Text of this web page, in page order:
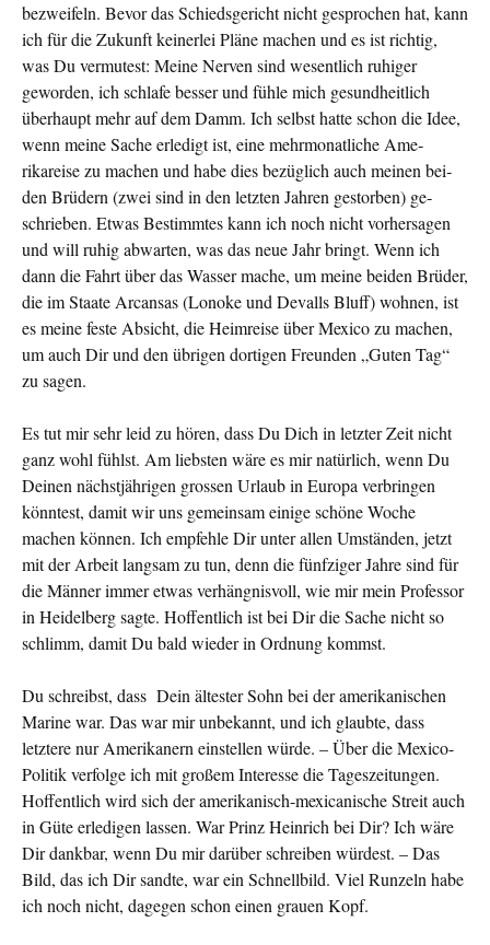
bezweifeln. Bevor das Schiedsgericht nicht gesprochen hat, kann
ich für die Zukunft keinerlei Pläne machen und es ist richtig,
was Du vermutest: Meine Nerven sind we­sentlich ruhi­ger
geworden, ich schlafe besser und fühle mich gesundheit­lich
überhaupt mehr auf dem Damm. Ich selbst hatte schon die Idee,
wenn meine Sache erledigt ist, eine mehrmonatliche Ame­
rikareise zu machen und habe dies bezüglich auch meinen bei­
den Brüdern (zwei sind in den letzten Jahren gestorben) ge­
schrieben. Etwas Bestimmtes kann ich noch nicht vor­hersagen
und will ruhig abwarten, was das neue Jahr bringt. Wenn ich
dann die Fahrt über das Wasser mache, um meine beiden Brüder,
die im Staate Arcansas (Lonoke und Devalls Bluff) wohnen, ist
es meine feste Absicht, die Heimreise über Mexico zu machen,
um auch Dir und den übrigen dortigen Freunden „Guten Tag“
zu sagen.
Es tut mir sehr leid zu hören, dass Du Dich in letzter Zeit nicht
ganz wohl fühlst. Am liebsten wäre es mir natürlich, wenn Du
Deinen nächstjäh­rigen grossen Urlaub in Europa ver­bringen
könntest, damit wir uns gemein­sam einige schöne Woche
machen können. Ich empfehle Dir unter allen Umständen, jetzt
mit der Arbeit langsam zu tun, denn die fünfziger Jahre sind für
die Männer immer etwas verhängnisvoll, wie mir mein Pro­fessor
in Heidelberg sagte. Hoffentlich ist bei Dir die Sa­che nicht so
schlimm, da­mit Du bald wieder in Ordnung kommst.
Du schreibst, dass Dein ältester Sohn bei der amerikanischen
Marine war. Das war mir unbekannt, und ich glaubte, dass
letztere nur Amerikanern einstellen würde. – Über die Mexico-
Politik verfolge ich mit großem In­teresse die Tageszeitungen.
Hoffentlich wird sich der amerikanisch-mexi­canische Streit auch
in Güte erledigen lassen. War Prinz Heinrich bei Dir? Ich wäre
Dir dankbar, wenn Du mir darüber schreiben würdest. – Das
Bild, das ich Dir sandte, war ein Schnellbild. Viel Runzeln habe
ich noch nicht, dagegen schon einen grauen Kopf.